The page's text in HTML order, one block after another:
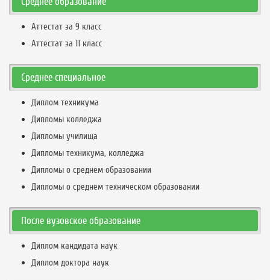
Аттестат за 9 класс
Аттестат за 11 класс
Среднее специальное
Диплом техникума
Дипломы колледжа
Дипломы училища
Дипломы техникума, колледжа
Дипломы о среднем образовании
Дипломы о среднем техническом образовании
После вузовское образование
Диплом кандидата наук
Диплом доктора наук